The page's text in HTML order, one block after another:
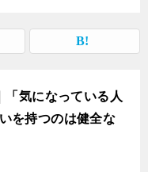
「気になっている人
を持つのは健全な